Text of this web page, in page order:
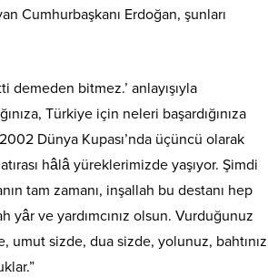
Cumhurbaşkanı Erdoğan, şunları
demeden bitmez.’ anlayışıyla
Türkiye için neleri başardığınıza
Dünya Kupası’nda üçüncü olarak
hâlâ yüreklerimizde yaşıyor. Şimdi
tam zamanı, inşallah bu destanı hep
yâr ve yardımcınız olsun. Vurduğunuz
umut sizde, dua sizde, yolunuz, bahtınız